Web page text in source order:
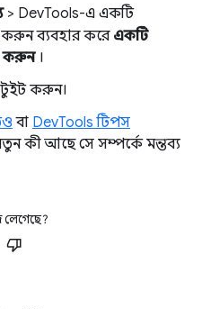
> DevTools-এ একটি
করুন ব্যবহার করে একটি
করুন।
করুন।
বা DevTools টিপস
কী আছে সে সম্পর্কে মন্তব্য
লেগেছে?